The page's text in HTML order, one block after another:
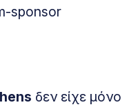
δεν είχε μόνο